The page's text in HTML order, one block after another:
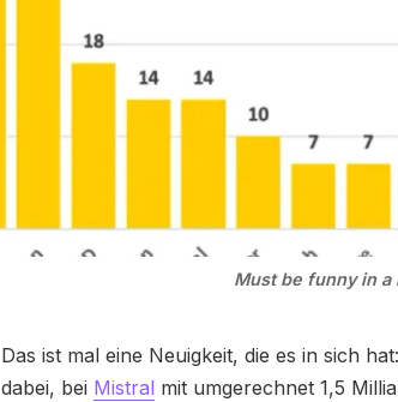
Must be funny in
Das ist mal eine Neuigkeit, die es in sich
dabei, bei Mistral mit umgerechnet 1,5